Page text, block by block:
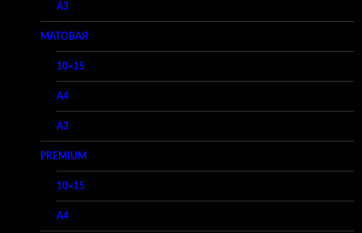
A3
МАТОВАЯ
10×15
A4
A3
PREMIUM
10×15
A4